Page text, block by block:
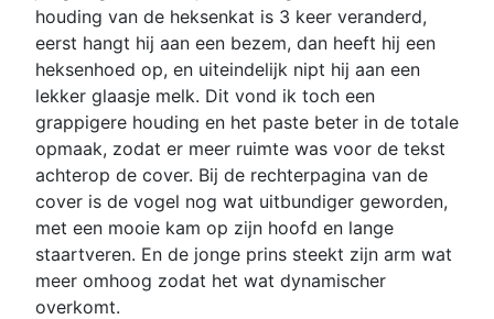
houding van de heksenkat is 3 keer veranderd,
eerst hangt hij aan een bezem, dan heeft hij een
heksenhoed op, en uiteindelijk nipt hij aan een
lekker glaasje melk. Dit vond ik toch een
grappigere houding en het paste beter in de totale
opmaak, zodat er meer ruimte was voor de tekst
achterop de cover. Bij de rechterpagina van de
cover is de vogel nog wat uitbundiger geworden,
met een mooie kam op zijn hoofd en lange
staartveren. En de jonge prins steekt zijn arm wat
meer omhoog zodat het wat dynamischer
overkomt.